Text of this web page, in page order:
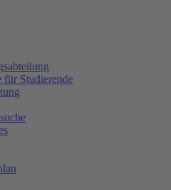
für Studierende